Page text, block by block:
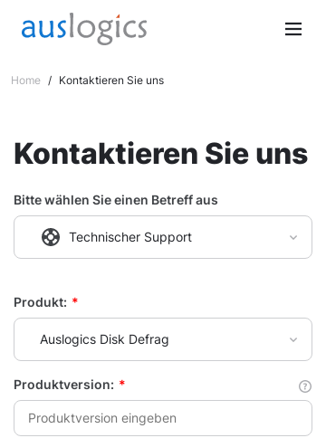
Home / Kontaktieren Sie uns
Kontaktieren Sie uns
Bitte wählen Sie einen Betreff aus
Technischer Support
Produkt: *
Auslogics Disk Defrag
Produktversion: *